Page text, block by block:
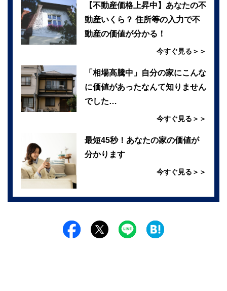
【不動産価格上昇中】あなたの不
動産いくら？ 住所等の入力で不
動産の価値が分かる！
今すぐ見る＞＞
「相場高騰中」自分の家にこんな
に価値があったなんて知りません
でした…
今すぐ見る＞＞
最短45秒！あなたの家の価値が
分かります
今すぐ見る＞＞